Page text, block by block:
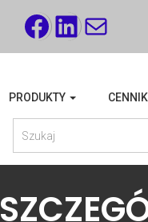
FACEBOOK
MAIL
PRODUKTY